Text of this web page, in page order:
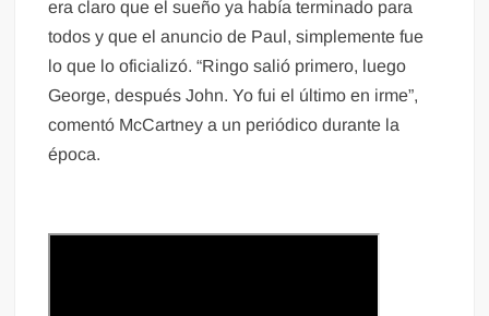
era claro que el sueño ya había terminado para
todos y que el anuncio de Paul, simplemente fue
lo que lo oficializó. “Ringo salió primero, luego
George, después John. Yo fui el último en irme”,
comentó McCartney a un periódico durante la
época.